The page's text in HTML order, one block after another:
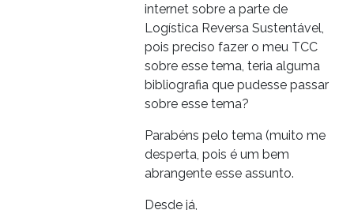
internet sobre a parte de
Logística Reversa Sustentável,
pois preciso fazer o meu TCC
sobre esse tema, teria alguma
bibliografia que pudesse passar
sobre esse tema?
Parabéns pelo tema (muito me
desperta, pois é um bem
abrangente esse assunto.
Desde já,